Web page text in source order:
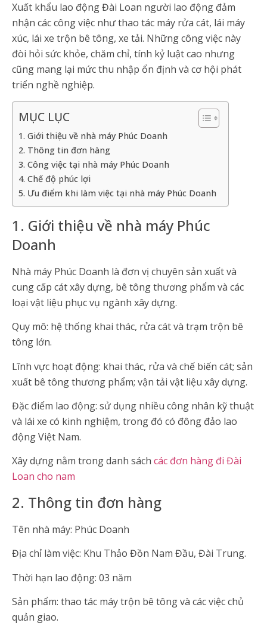
Xuất khẩu lao động Đài Loan người lao động đảm
nhận các công việc như thao tác máy rửa cát, lái máy
xúc, lái xe trộn bê tông, xe tải. Những công việc này
đòi hỏi sức khỏe, chăm chỉ, tính kỷ luật cao nhưng
cũng mang lại mức thu nhập ổn định và cơ hội phát
triển nghề nghiệp.
MỤC LỤC
1. Giới thiệu về nhà máy Phúc Doanh
2. Thông tin đơn hàng
3. Công việc tại nhà máy Phúc Doanh
4. Chế độ phúc lợi
5. Ưu điểm khi làm việc tại nhà máy Phúc Doanh
1. Giới thiệu về nhà máy Phúc
Doanh
Nhà máy Phúc Doanh là đơn vị chuyên sản xuất và
cung cấp cát xây dựng, bê tông thương phẩm và các
loại vật liệu phục vụ ngành xây dựng.
Quy mô: hệ thống khai thác, rửa cát và trạm trộn bê
tông lớn.
Lĩnh vực hoạt động: khai thác, rửa và chế biến cát; sản
xuất bê tông thương phẩm; vận tải vật liệu xây dựng.
Đặc điểm lao động: sử dụng nhiều công nhân kỹ thuật
và lái xe có kinh nghiệm, trong đó có đông đảo lao
động Việt Nam.
Xây dựng nằm trong danh sách các đơn hàng đi Đài
Loan cho nam
2. Thông tin đơn hàng
Tên nhà máy: Phúc Doanh
Địa chỉ làm việc: Khu Thảo Đồn Nam Đầu, Đài Trung.
Thời hạn lao động: 03 năm
Sản phẩm: thao tác máy trộn bê tông và các việc chủ
quản giao.